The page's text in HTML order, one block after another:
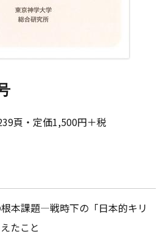
頁・定価1,500円＋税
本課題―戦時下の「日本的キリ
たこと